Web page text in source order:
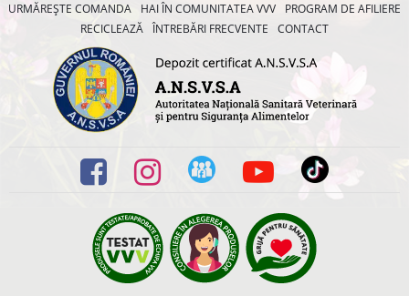
URMĂREȘTE COMANDA
HAI ÎN COMUNITATEA VVV
PROGRAM DE AFILIERE
RECICLEAZĂ ÎNTREBĂRI FRECVENTE CONTACT